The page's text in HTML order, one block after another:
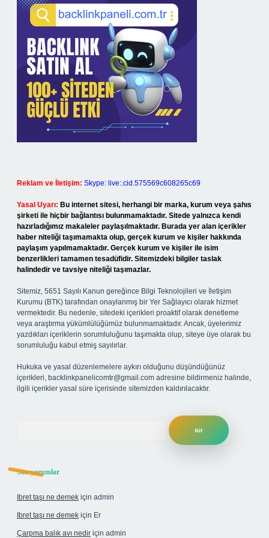
Reklam ve İletişim: Skype: live:.cid.575569c608265c69
Yasal Uyarı: Bu internet sitesi, herhangi bir marka, kurum veya şahıs
şirketi ile hiçbir bağlantısı bulunmamaktadır. Sitede yalnızca kendi
hazırladığımız makaleler paylaşılmaktadır. Burada yer alan içerikler
haber niteliği taşımamakta olup, gerçek kurum ve kişiler hakkında
paylaşım yapılmamaktadır. Gerçek kurum ve kişiler ile isim
benzerlikleri tamamen tesadüfidir. Sitemizdeki bilgiler taslak
halindedir ve tavsiye niteliği taşımazlar.
Sitemiz, 5651 Sayılı Kanun gereğince Bilgi Teknolojileri ve İletişim
Kurumu (BTK) tarafından onaylanmış bir Yer Sağlayıcı olarak hizmet
vermektedir. Bu nedenle, sitedeki içerikleri proaktif olarak denetleme
veya araştırma yükümlülüğümüz bulunmamaktadır. Ancak, üyelerimiz
yazdıkları içeriklerin sorumluluğunu taşımakta olup, siteye üye olarak bu
sorumluluğu kabul etmiş sayılırlar.
Hukuka ve yasal düzenlemelere aykırı olduğunu düşündüğünüz
içerikleri, backlinkpanelicomtr@gmail.com adresine bildirmeniz halinde,
ilgili içerikler yasal süre içerisinde sitemizden kaldırılacaktır.
Son yorumlar
Ibret taşı ne demek için admin
Ibret taşı ne demek için Er
Çarpma balık avı nedir için admin